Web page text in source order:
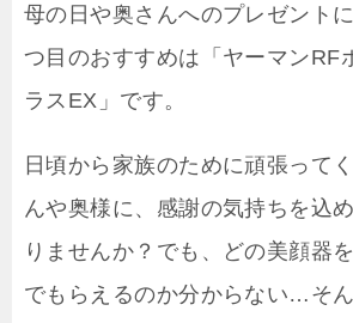
母の日や奥さんへのプレゼント
つ目のおすすめは「ヤーマンRF
ラスEX」です。
日頃から家族のために頑張って
んや奥様に、感謝の気持ちを込
りませんか？でも、どの美顔器
でもらえるのか分からない…そ